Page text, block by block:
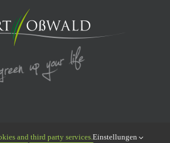
and third party services.Einstellungen